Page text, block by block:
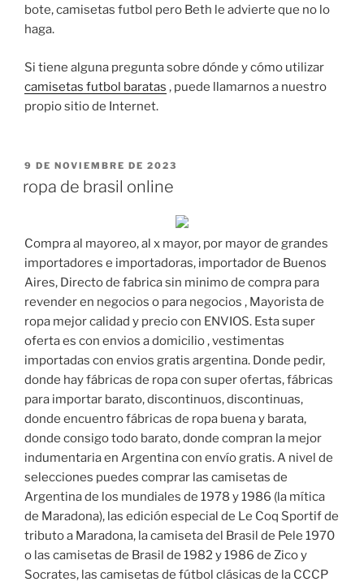
bote, camisetas futbol pero Beth le advierte que no lo
haga.
Si tiene alguna pregunta sobre dónde y cómo utilizar
camisetas futbol baratas , puede llamarnos a nuestro
propio sitio de Internet.
PUBLICADO
9 DE NOVIEMBRE DE 2023
ropa de brasil online
Compra al mayoreo, al x mayor, por mayor de grandes
importadores e importadoras, importador de Buenos
Aires, Directo de fabrica sin minimo de compra para
revender en negocios o para negocios , Mayorista de
ropa mejor calidad y precio con ENVIOS. Esta super
oferta es con envios a domicilio , vestimentas
importadas con envios gratis argentina. Donde pedir,
donde hay fábricas de ropa con super ofertas, fábricas
para importar barato, discontinuos, discontinuas,
donde encuentro fábricas de ropa buena y barata,
donde consigo todo barato, donde compran la mejor
indumentaria en Argentina con envío gratis. A nivel de
selecciones puedes comprar las camisetas de
Argentina de los mundiales de 1978 y 1986 (la mítica
de Maradona), las edición especial de Le Coq Sportif de
tributo a Maradona, la camiseta del Brasil de Pele 1970
o las camisetas de Brasil de 1982 y 1986 de Zico y
Socrates, las camisetas de fútbol clásicas de la CCCP